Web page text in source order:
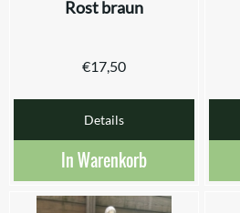
Rost braun
€17,50
Details
In Warenkorb